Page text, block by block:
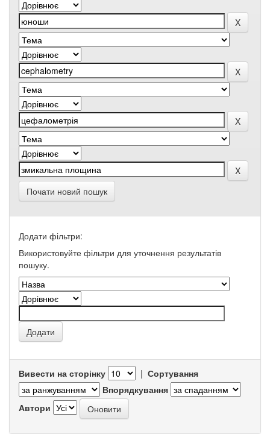
Почати новий пошук
Додати фільтри:
Використовуйте фільтри для уточнення результатів
пошуку.
Вивести на сторінку | Сортування
Впорядкування
Автори